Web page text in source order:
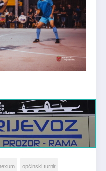
općinski turnir